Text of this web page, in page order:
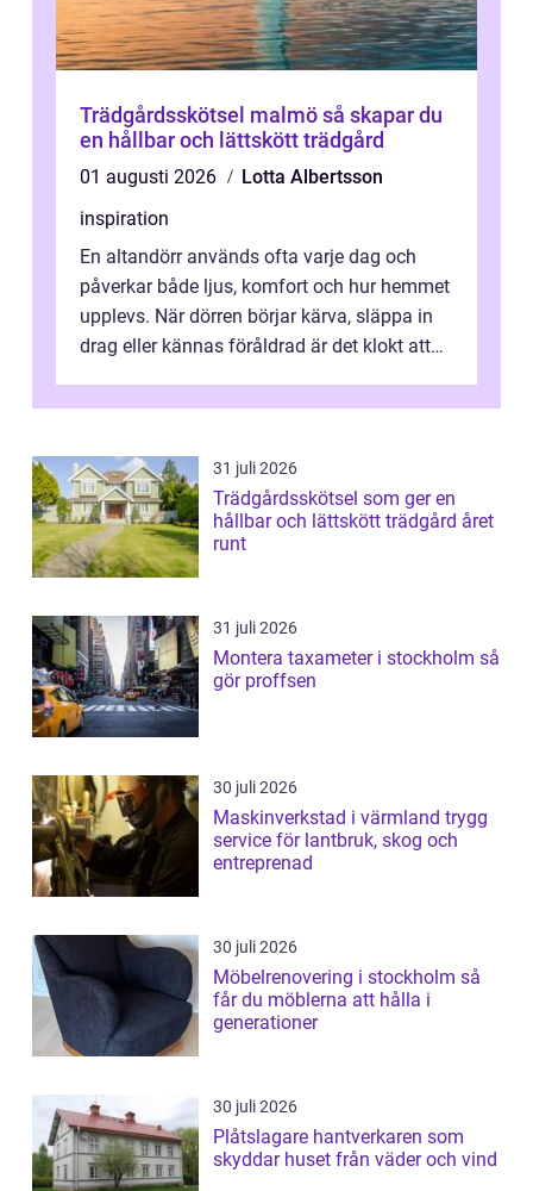
Trädgårdsskötsel malmö så skapar du
en hållbar och lättskött trädgård
01 augusti 2026
Lotta Albertsson
inspiration
En altandörr används ofta varje dag och
påverkar både ljus, komfort och hur hemmet
upplevs. När dörren börjar kärva, släppa in
drag eller kännas föråldrad är det klokt att
31 juli 2026
Trädgårdsskötsel som ger en
hållbar och lättskött trädgård året
runt
31 juli 2026
Montera taxameter i stockholm så
gör proffsen
30 juli 2026
Maskinverkstad i värmland trygg
service för lantbruk, skog och
entreprenad
30 juli 2026
Möbelrenovering i stockholm så
får du möblerna att hålla i
generationer
30 juli 2026
Plåtslagare hantverkaren som
skyddar huset från väder och vind